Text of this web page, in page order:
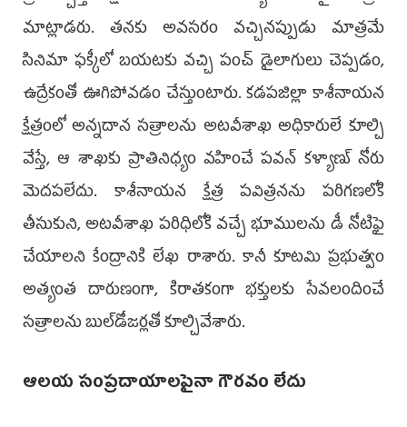
మాట్లాడరు. తనకు అవసరం వచ్చినప్పుడు మాత్రమే
సినిమా ఫక్కీలో బయటకు వచ్చి పంచ్ డైలాగులు చెప్పడం,
ఉద్రేకంతో ఊగిపోవడం చేస్తుంటారు. కడపజిల్లా కాశీనాయన
క్షేత్రంలో అన్నదాన సత్రాలను అటవీశాఖ అధికారులే కూల్చి
వేస్తే, ఆ శాఖకు ప్రాతినిధ్యం వహించే పవన్ కళ్యాణ్ నోరు
మెదపలేదు. కాశీనాయన క్షేత్ర పవిత్రనను పరిగణలోకి
తీసుకుని, అటవీశాఖ పరిధిలోకి వచ్చే భూములను డీ నోటిఫై
చేయాలని కేంద్రానికి లేఖ రాశారు. కానీ కూటమి ప్రభుత్వం
అత్యంత దారుణంగా, కిరాతకంగా భక్తులకు సేవలందించే
సత్రాలను బుల్‌డోజర్లతో కూల్చివేశారు.
ఆలయ సంప్రదాయాలపైనా గౌరవం లేదు